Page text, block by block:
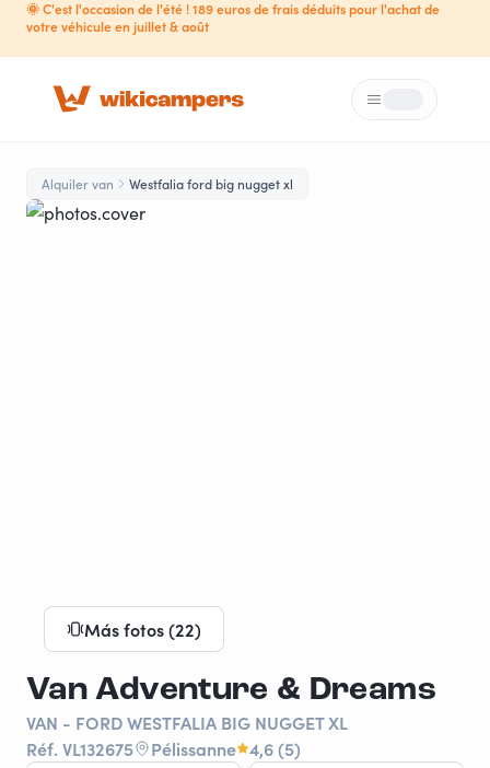
🌞 C'est l'occasion de l'été ! 189 euros de frais déduits pour l'achat de
votre véhicule en juillet & août
Loading...
Alquiler van Westfalia ford big nugget xl
Más fotos (22)
Van Adventure & Dreams
VAN - FORD WESTFALIA BIG NUGGET XL
Réf. VL132675
Pélissanne 4,6 (5)